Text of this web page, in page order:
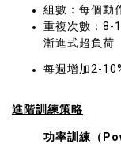
組數：每個動
重複次數：8-
漸進式超負荷
每週增加2-
進階訓練策略
功率訓練（